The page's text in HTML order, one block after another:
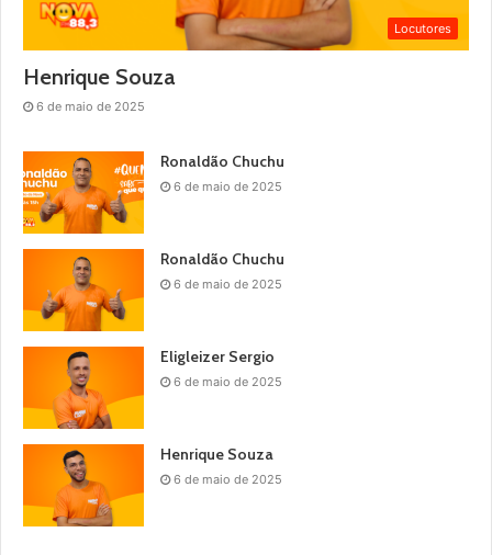
Locutores
Henrique Souza
6 de maio de 2025
Ronaldão Chuchu
6 de maio de 2025
Ronaldão Chuchu
6 de maio de 2025
Eligleizer Sergio
6 de maio de 2025
Henrique Souza
6 de maio de 2025